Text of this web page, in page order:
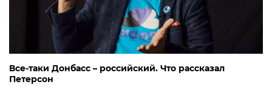
Все-таки Донбасс – российский. Что рассказал
Петерсон